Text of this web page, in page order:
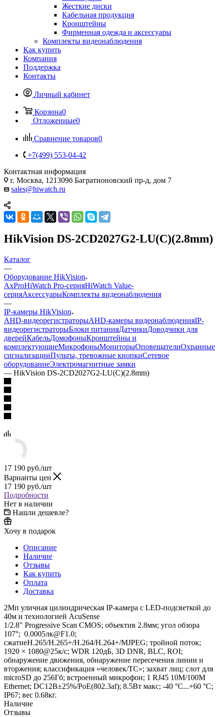
Жесткие диски
Кабельная продукция
Кронштейны
Фирменная одежда и аксессуары
Комплекты видеонаблюдения
Как купить
Компания
Поддержка
Контакты
Личный кабинет
Корзина0
Отложенные0
Сравнение товаров0
+7(499) 553-04-42
Контактная информация
г. Москва, 121309б Багратионовский пр-д, дом 7
sales@hiwatch.ru
HikVision DS-2CD2027G2-LU(C)(2.8mm)
Каталог
—
Оборудование HikVision
AxProHiWatch Pro-серияHiWatch Value-
серияАксессуарыКомплекты видеонаблюдения
—
IP-камеры HikVision
AHD-видеорегистраторыAHD-камеры видеонаблюденияIP-
видеорегистраторыБлоки питанияДатчикиДоводчики для
дверейКабельДомофоныКронштейны и
комплектующиеМикрофоныМониторыОповещателиОхранные
сигнализацииПульты, тревожные кнопкиСетевое
оборудованиеЭлектромагнитные замки
— HikVision DS-2CD2027G2-LU(C)(2.8mm)
17 190 руб./шт
Варианты цен
17 190 руб./шт
Подробности
Нет в наличии
Нашли дешевле?
Хочу в подарок
Описание
Наличие
Отзывы
Как купить
Оплата
Доставка
2Мп уличная цилиндрическая IP-камера с LED-подсветкой до
40м и технологией AcuSense
1/2.8" Progressive Scan CMOS; объектив 2.8мм; угол обзора
107°; 0.0005лк@F1.0;
сжатиеH.265/H.265+/H.264/H.264+/MJPEG; тройной поток;
1920 × 1080@25к/с; WDR 120дБ, 3D DNR, BLC, ROI;
обнаружение движения, обнаружение пересечения линии и
вторжения; классификация «человек/ТС»; захват лиц; слот для
microSD до 256Гб; встроенный микрофон; 1 RJ45 10M/100M
Ethernet; DC12В±25%/PoE(802.3af); 8.5Вт макс; -40 °C...+60 °C;
IP67; вес 0.68кг.
Наличие
Отзывы